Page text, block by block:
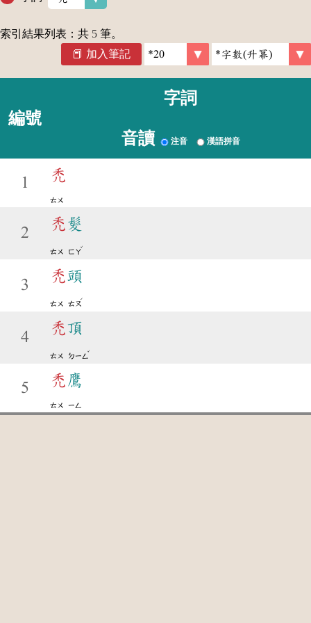
索引結果列表：共 5 筆。
加入筆記
編號
字詞
音讀 注音 漢語拼音
1 禿
ㄊㄨ
2
禿 髮
ㄊㄨ ㄈㄚ
ˇ
3
禿頭
ㄊㄨ ㄊㄡ
ˊ
4
禿頂
ㄊㄨ ㄉㄧㄥ
ˇ
5 禿 鷹
ㄊㄨ ㄧㄥ